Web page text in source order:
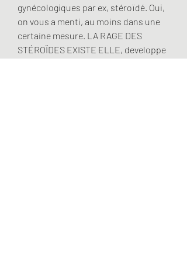
gynécologiques par ex, stéroïdé. Oui,
on vous a menti, au moins dans une
certaine mesure. LA RAGE DES
STÉROÏDES EXISTE ELLE, developpe